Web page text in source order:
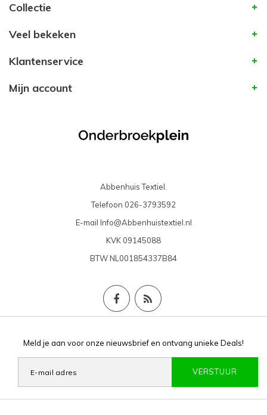
Collectie
Veel bekeken
Klantenservice
Mijn account
Abbenhuis Textiel.
Telefoon 026-3793592
E-mail Info@Abbenhuistextiel.nl
KVK 09145088
BTWNL001854337B84
Meld je aan voor onze nieuwsbrief en ontvang unieke Deals!
VERSTUUR